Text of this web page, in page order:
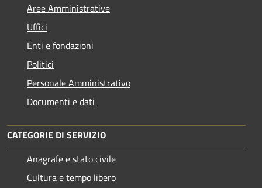
Aree Amministrative
Uffici
Enti e fondazioni
Politici
Personale Amministrativo
Documenti e dati
CATEGORIE DI SERVIZIO
Anagrafe e stato civile
Cultura e tempo libero